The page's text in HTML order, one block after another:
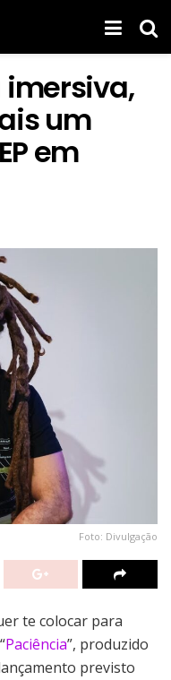
um
em
Foto: Divulgação
te colocar para
Paciência”, produzido
previsto